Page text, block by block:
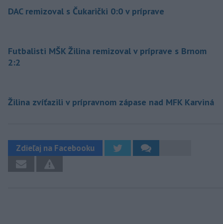
DAC remizoval s Čukarički 0:0 v príprave
Futbalisti MŠK Žilina remizoval v príprave s Brnom
2:2
Žilina zvíťazili v prípravnom zápase nad MFK Karviná
Zdieľaj na Facebooku